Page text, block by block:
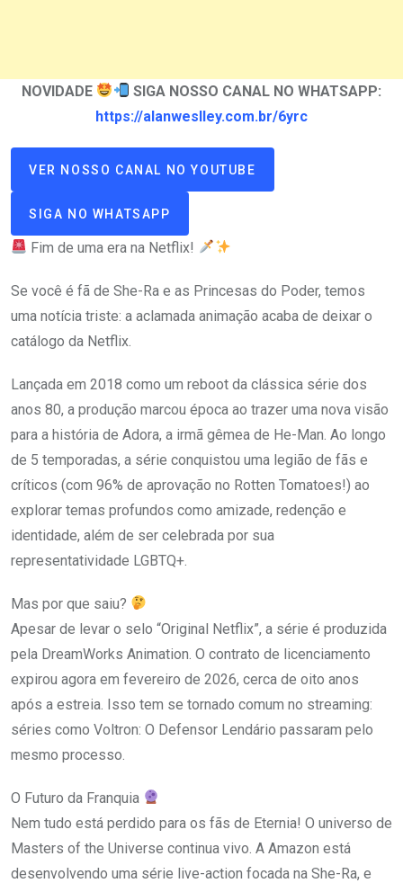
NOVIDADE
SIGA NOSSO CANAL NO WHATSAPP:
https://alanweslley.com.br/6yrc
VER NOSSO CANAL NO YOUTUBE
SIGA NO WHATSAPP
Fim de uma era na Netflix!
Se você é fã de She-Ra e as Princesas do Poder, temos
uma notícia triste: a aclamada animação acaba de deixar o
catálogo da Netflix.
Lançada em 2018 como um reboot da clássica série dos
anos 80, a produção marcou época ao trazer uma nova visão
para a história de Adora, a irmã gêmea de He-Man. Ao longo
de 5 temporadas, a série conquistou uma legião de fãs e
críticos (com 96% de aprovação no Rotten Tomatoes!) ao
explorar temas profundos como amizade, redenção e
identidade, além de ser celebrada por sua
representatividade LGBTQ+.
Mas por que saiu?
Apesar de levar o selo “Original Netflix”, a série é produzida
pela DreamWorks Animation. O contrato de licenciamento
expirou agora em fevereiro de 2026, cerca de oito anos
após a estreia. Isso tem se tornado comum no streaming:
séries como Voltron: O Defensor Lendário passaram pelo
mesmo processo.
O Futuro da Franquia
Nem tudo está perdido para os fãs de Eternia! O universo de
Masters of the Universe continua vivo. A Amazon está
desenvolvendo uma série live-action focada na She-Ra, e